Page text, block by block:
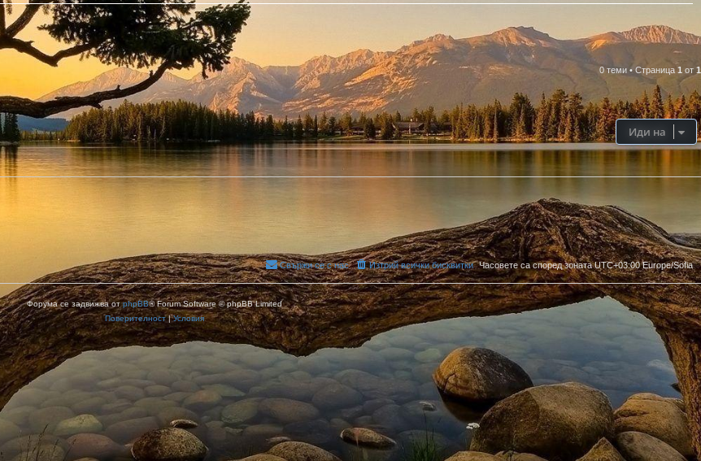
0 теми •Страница 1 от 1
Иди на
Часовете са според зоната UTC+03:00 Europe/Sofia
Изтрий всички бисквитки
Свържи се с нас
Форума се задвижва отphpBB® Forum Software © phpBB Limited
Поверителност|Условия